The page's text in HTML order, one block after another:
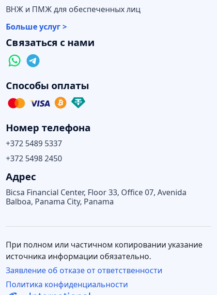
ВНЖ и ПМЖ для обеспеченных лиц
Больше услуг >
Связаться с нами
Способы оплаты
Номер телефона
+372 5489 5337
+372 5498 2450
Адрес
Bicsa Financial Center, Floor 33, Office 07, Avenida
Balboa, Panama City, Panama
Политика конфиденциальности
При полном или частичном копировании указание
источника информации обязательно.
Заявление об отказе от ответственности